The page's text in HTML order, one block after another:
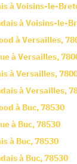
àVoisins-le-
àVoisins-le-
àVersailles,
àVersailles,
àVersailles,
àVersailles,
à Buc,78530
à Buc,78530
à Buc,78530
à Buc,78530